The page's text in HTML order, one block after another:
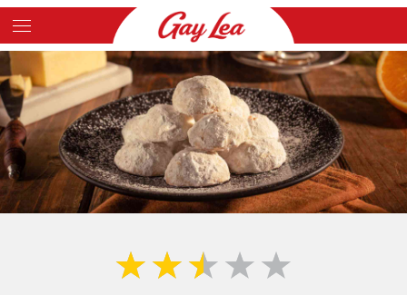
Skip
to
main
content
Main
Content